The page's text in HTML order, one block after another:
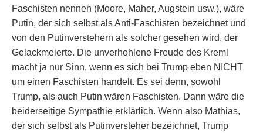
Faschisten nennen (Moore, Maher, Augstein usw.), wäre
Putin, der sich selbst als Anti-Faschisten bezeichnet und
von den Putinverstehern als solcher gesehen wird, der
Gelackmeierte. Die unverhohlene Freude des Kreml
macht ja nur Sinn, wenn es sich bei Trump eben NICHT
um einen Faschisten handelt. Es sei denn, sowohl
Trump, als auch Putin wären Faschisten. Dann wäre die
beiderseitige Sympathie erklärlich. Wenn also Mathias,
der sich selbst als Putinversteher bezeichnet, Trump